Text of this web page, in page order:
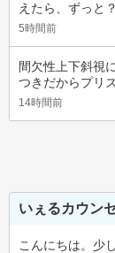
えたら、ずっと
5時間前
間欠性上下斜視
つきだからプリ
14時間前
いぇるカウン
こんにちは。少